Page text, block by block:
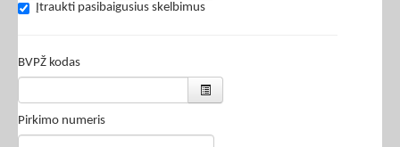
Įtraukti pasibaigusius skelbimus
BVPŽ kodas
Pirkimo numeris